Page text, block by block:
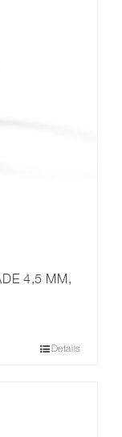
4,5 MM,
Details